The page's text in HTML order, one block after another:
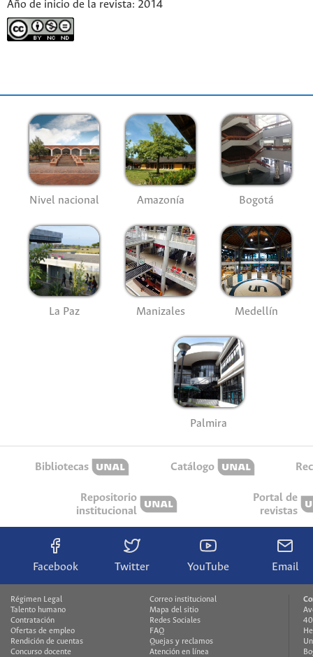
Año de inicio de la revista: 2014
Nivel nacional Amazonía Bogotá
La Paz Manizales Medellín
Palmira
Bibliotecas Catálogo
Repositorio
institucional
Portal de
revistas
Facebook Twitter YouTube Email
Régimen Legal
Talento humano
Contratación
Ofertas de empleo
Rendición de cuentas
Concurso docente
Correo institucional
Mapa del sitio
Redes Sociales
FAQ
Quejas y reclamos
Atención en línea